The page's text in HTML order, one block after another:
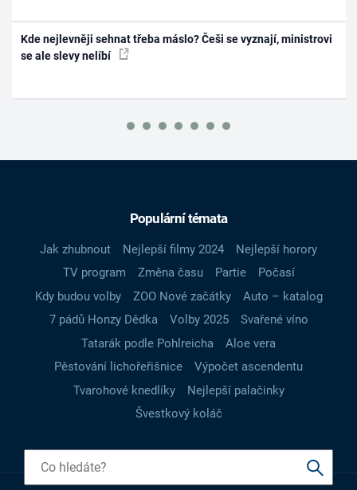
Kde nejlevněji sehnat třeba máslo? Češi se vyznají, ministrovi
se ale slevy nelíbí
Populární témata
Jak zhubnout Nejlepší filmy 2024
Nejlepší horory
TV program
Změna času Partie
Počasí
Kdy budou volby
ZOO Nové začátky
Auto – katalog
7 pádů Honzy Dědka
Volby 2025
Svařené víno
Tatarák podle Pohlreicha
Aloe vera
Pěstování lichořeřišnice
Výpočet ascendentu
Tvarohové knedlíky
Nejlepší palačinky
Švestkový koláč